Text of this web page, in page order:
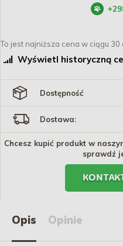
+
To jest najniższa cena w ciągu 30
Wyświetl historyczną
Dostępność
Dostawa:
Chcesz kupić produkt w
sprawdź
Opis Opinie